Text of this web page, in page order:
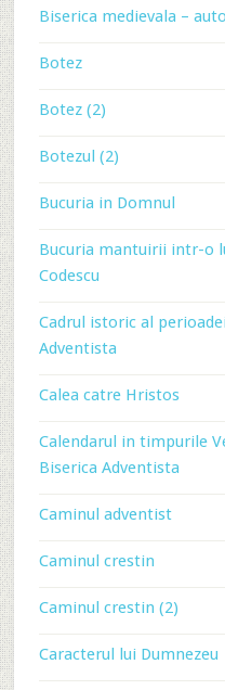
Biserica medievala –
Botez
Botez (2)
Botezul (2)
Bucuria in Domnul
Bucuria mantuirii intr-o
Codescu
Cadrul istoric al
Adventista
Calea catre Hristos
Calendarul in timpurile
Biserica Adventista
Caminul adventist
Caminul crestin
Caminul crestin (2)
Caracterul lui Dumnezeu